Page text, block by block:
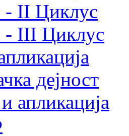
- II Циклус
- III Циклус
дејност
апликација